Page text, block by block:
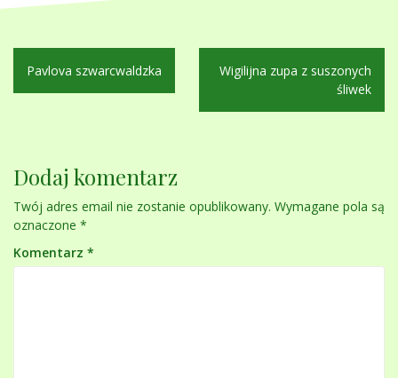
Nawigacja
wpisu
Pavlova szwarcwaldzka
Wigilijna zupa z suszonych
śliwek
Dodaj komentarz
Twój adres email nie zostanie opublikowany. Wymagane pola są
oznaczone *
Komentarz *